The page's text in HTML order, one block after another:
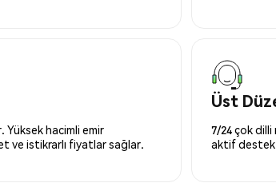
hacimli emir
ve istikrarlı fiyatlar sağlar.
Üst
7/24 çok
aktif destek